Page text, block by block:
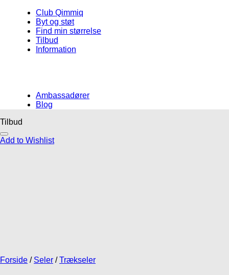
Club Qimmiq
Byt og støt
Find min størrelse
Tilbud
Information
Ambassadører
Blog
Måske kunne nogle af disse produkter
have din interesse?
439,00kr
32,95
Tilbud
Add to Wishlist
Forside / Seler / Trækseler